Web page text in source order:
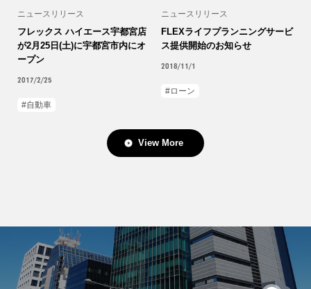
ニュースリリース
フレックス ハイエース宇都宮店
が2月25日(土)に宇都宮市内にオ
ープン
2017/2/25
自動車
ニュースリリース
FLEXライフプランニングサービ
ス提供開始のお知らせ
2018/11/1
ローン
View More